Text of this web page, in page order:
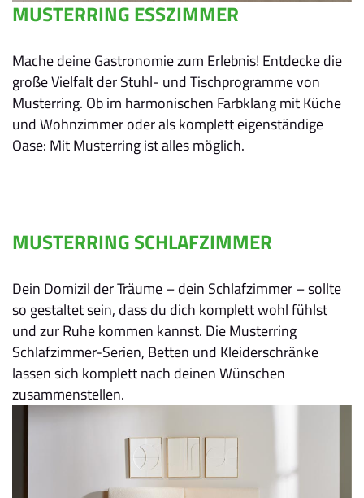
MUSTERRING ESSZIMMER
Mache deine Gastronomie zum Erlebnis! Entdecke die
große Vielfalt der Stuhl- und Tischprogramme von
Musterring. Ob im harmonischen Farbklang mit Küche
und Wohnzimmer oder als komplett eigenständige
Oase: Mit Musterring ist alles möglich.
MUSTERRING SCHLAFZIMMER
Dein Domizil der Träume – dein Schlafzimmer – sollte
so gestaltet sein, dass du dich komplett wohl fühlst
und zur Ruhe kommen kannst. Die Musterring
Schlafzimmer-Serien, Betten und Kleiderschränke
lassen sich komplett nach deinen Wünschen
zusammenstellen.